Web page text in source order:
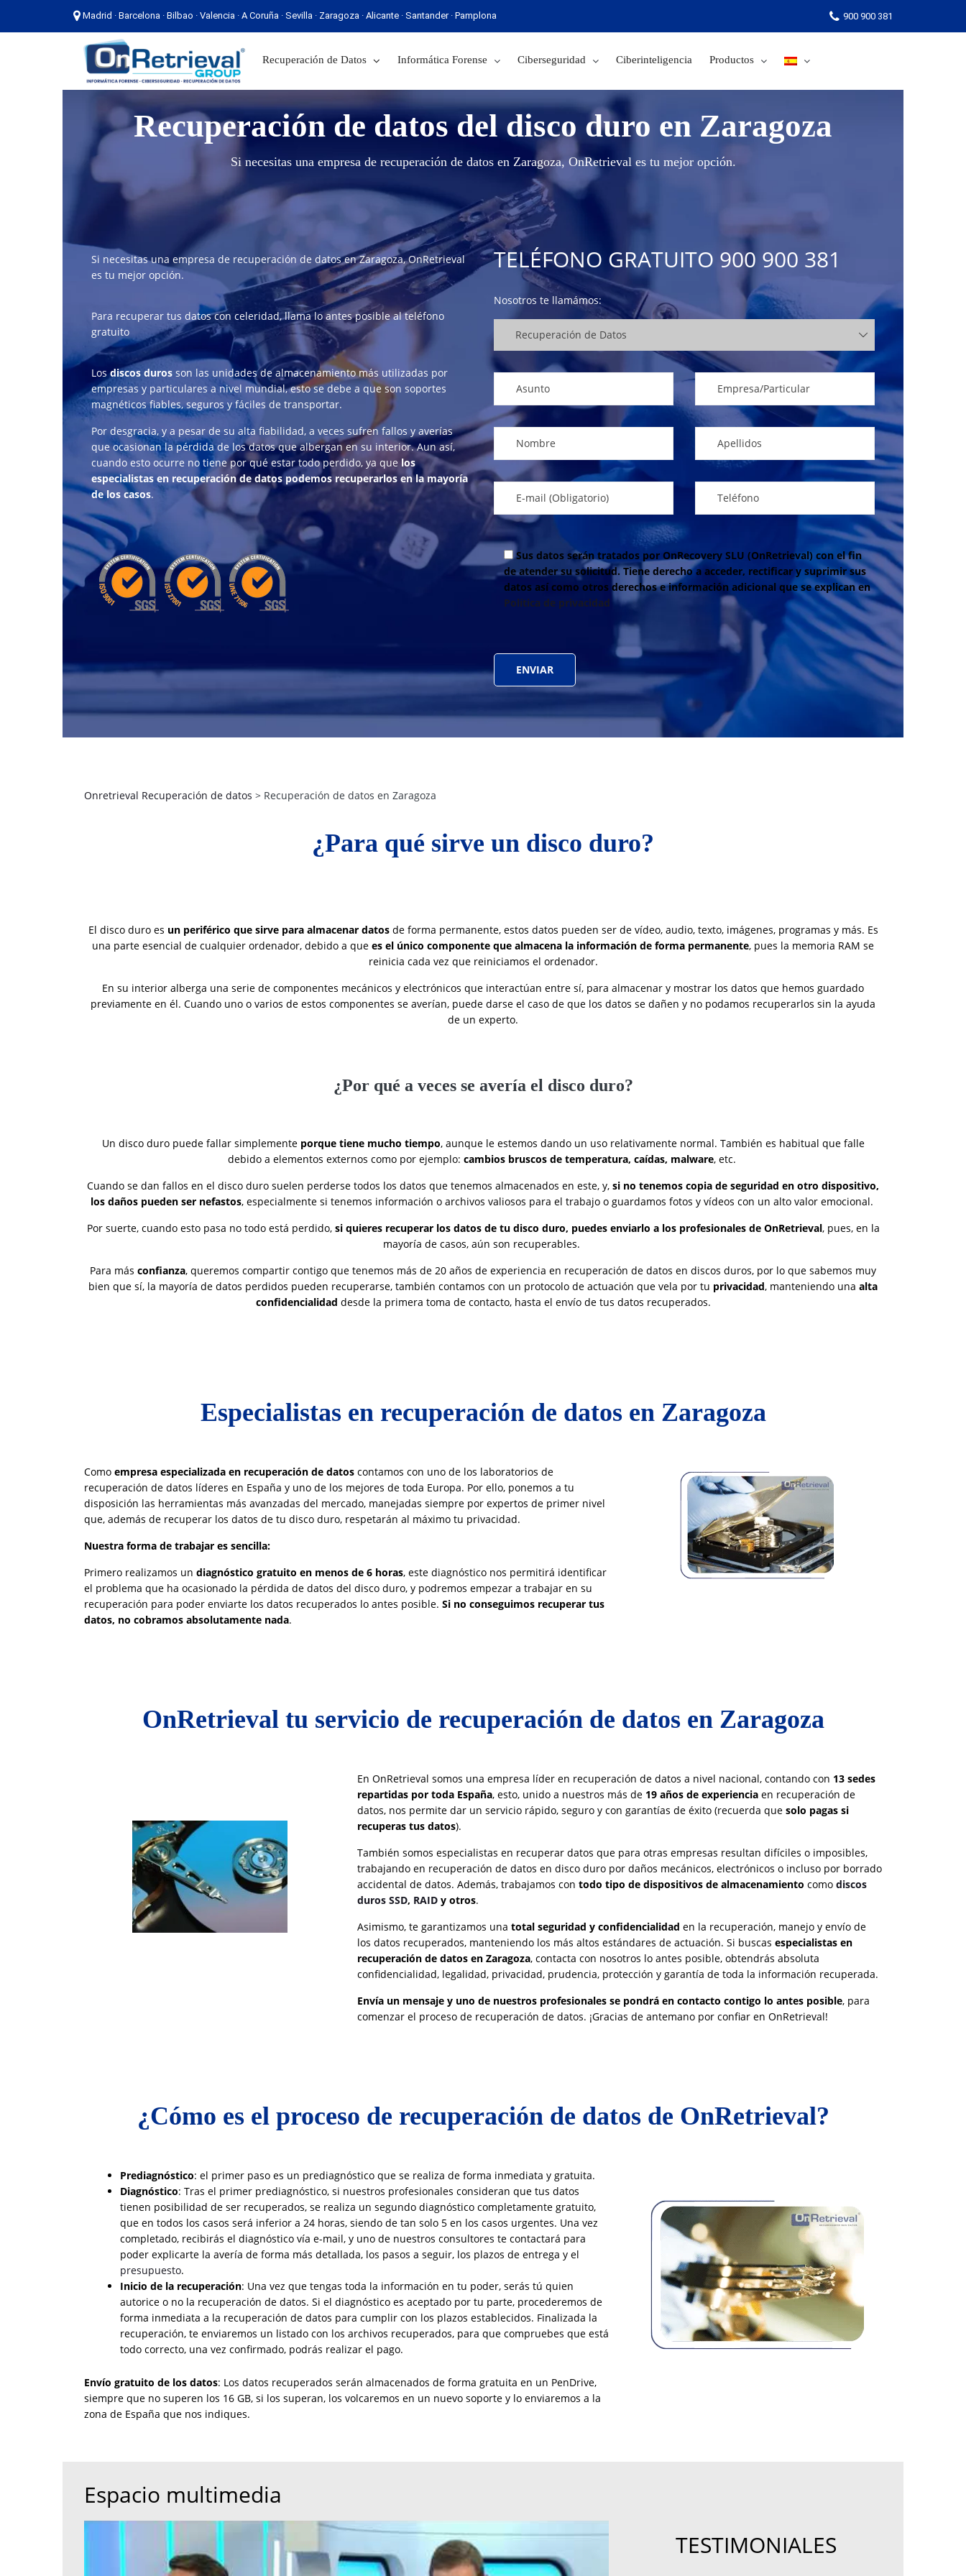
Madrid · Barcelona · Bilbao · Valencia · A Coruña · Sevilla · Zaragoza · Alicante · Santander · Pamplona 900 900 381
Recuperación de Datos Informática Forense Ciberseguridad Ciberinteligencia Productos
Madrid · Barcelona · Bilbao · Valencia · A Coruña · Sevilla · Zaragoza · Alicante · Santander · Pamplona
Recuperación de datos del disco duro en Zaragoza
Si necesitas una empresa de recuperación de datos en Zaragoza, OnRetrieval es tu mejor opción.
Si necesitas una empresa de recuperación de datos en Zaragoza, OnRetrieval
es tu mejor opción.
Para recuperar tus datos con celeridad, llama lo antes posible al teléfono
gratuito
Losdiscos duros son las unidades de almacenamiento más utilizadas por
empresas y particulares a nivel mundial, esto se debe a que son soportes
magnéticos fiables, seguros y fáciles de transportar.
Por desgracia, y a pesar de su alta fiabilidad, a veces sufren fallos y averías
que ocasionan la pérdida de los datos que albergan en su interior. Aun así,
cuando esto ocurre no tiene por qué estar todo perdido, ya que los
especialistas en recuperación de datos podemos recuperarlos en la mayoría
de los casos.
TELÉFONO GRATUITO 900 900 381
Nosotros te llamámos:
Sus datos serán tratados por OnRecovery SLU (OnRetrieval) con el fin
de atender su solicitud. Tiene derecho a acceder, rectificar y suprimir sus
datos así como otros derechos e información adicional que se explican en
Política de privacidad
Onretrieval Recuperación de datos > Recuperación de datos en Zaragoza
¿Para qué sirve un disco duro?
El disco duro es un periférico que sirve para almacenar datosde forma permanente, estos datos pueden ser de vídeo, audio, texto, imágenes, programas y más. Es
una parte esencial de cualquier ordenador, debido a que es el único componente que almacena la información de forma permanente, pues la memoria RAM se
reinicia cada vez que reiniciamos el ordenador.
En su interior alberga una serie de componentes mecánicos y electrónicos que interactúan entre sí, para almacenar y mostrar los datos que hemos guardado
previamente en él. Cuando uno o varios de estos componentes se averían, puede darse el caso de que los datos se dañen y no podamos recuperarlos sin la ayuda
de un experto.
¿Por qué a veces se avería el disco duro?
Un disco duro puede fallar simplemente porque tiene mucho tiempo, aunque le estemos dando un uso relativamente normal. También es habitual que falle
debido a elementos externos como por ejemplo: cambios bruscos de temperatura, caídas, malware, etc.
Cuando se dan fallos en el disco duro suelen perderse todos los datos que tenemos almacenados en este, y, si no tenemos copia de seguridad en otro dispositivo,
los daños pueden ser nefastos, especialmente si tenemos información o archivos valiosos para el trabajo o guardamos fotos y vídeos con un alto valor emocional.
Por suerte, cuando esto pasa no todo está perdido, si quieres recuperar los datos de tu disco duro, puedes enviarlo a los profesionales de OnRetrieval, pues, en la
mayoría de casos, aún son recuperables.
Para más confianza, queremos compartir contigo que tenemos más de 20 años de experiencia en recuperación de datos en discos duros, por lo que sabemos muy
bien que sí, la mayoría de datos perdidos pueden recuperarse, también contamos con un protocolo de actuación que vela por tu privacidad, manteniendo una alta
confidencialidad desde la primera toma de contacto, hasta el envío de tus datos recuperados.
Especialistas en recuperación de datos en Zaragoza
Como empresa especializada en recuperación de datos contamos con uno de los laboratorios de
recuperación de datos líderes en España y uno de los mejores de toda Europa. Por ello, ponemos a tu
disposición las herramientas más avanzadas del mercado, manejadas siempre por expertos de primer nivel
que, además de recuperar los datos de tu disco duro, respetarán al máximo tu privacidad.
Nuestra forma de trabajar es sencilla:
Primero realizamos un diagnóstico gratuito en menos de 6 horas, este diagnóstico nos permitirá identificar
el problema que ha ocasionado la pérdida de datos del disco duro, y podremos empezar a trabajar en su
recuperación para poder enviarte los datos recuperados lo antes posible. Si no conseguimos recuperar tus
datos, no cobramos absolutamente nada.
OnRetrieval tu servicio de recuperación de datos en Zaragoza
En OnRetrieval somos una empresa líder en recuperación de datos a nivel nacional, contando con 13 sedes
repartidas por toda España, esto, unido a nuestros más de 19 años de experiencia en recuperación de
datos, nos permite dar un servicio rápido, seguro y con garantías de éxito (recuerda que solo pagas si
recuperas tus datos).
También somos especialistas en recuperar datos que para otras empresas resultan difíciles o imposibles,
trabajando en recuperación de datos en disco duro por daños mecánicos, electrónicos o incluso por borrado
accidental de datos. Además, trabajamos con todo tipo de dispositivos de almacenamiento como discos
duros SSD, RAID y otros.
Asimismo, te garantizamos una total seguridad y confidencialidad en la recuperación, manejo y envío de
los datos recuperados, manteniendo los más altos estándares de actuación. Si buscas especialistas en
recuperación de datos en Zaragoza, contacta con nosotros lo antes posible, obtendrás absoluta
confidencialidad, legalidad, privacidad, prudencia, protección y garantía de toda la información recuperada.
Envía un mensaje y uno de nuestros profesionales se pondrá en contacto contigo lo antes posible, para
comenzar el proceso de recuperación de datos. ¡Gracias de antemano por confiar en OnRetrieval!
¿Cómo es el proceso de recuperación de datos de OnRetrieval?
Prediagnóstico: el primer paso es un prediagnóstico que se realiza de forma inmediata y gratuita.
Diagnóstico: Tras el primer prediagnóstico, si nuestros profesionales consideran que tus datos
tienen posibilidad de ser recuperados, se realiza un segundo diagnóstico completamente gratuito,
que en todos los casos será inferior a 24 horas, siendo de tan solo 5 en los casos urgentes. Una vez
completado, recibirás el diagnóstico vía e-mail, y uno de nuestros consultores te contactará para
poder explicarte la avería de forma más detallada, los pasos a seguir, los plazos de entrega y el
presupuesto.
Inicio de la recuperación: Una vez que tengas toda la información en tu poder, serás tú quien
autorice o no la recuperación de datos. Si el diagnóstico es aceptado por tu parte, procederemos de
forma inmediata a la recuperación de datos para cumplir con los plazos establecidos. Finalizada la
recuperación, te enviaremos un listado con los archivos recuperados, para que compruebes que está
todo correcto, una vez confirmado, podrás realizar el pago.
Envío gratuito de los datos: Los datos recuperados serán almacenados de forma gratuita en un PenDrive,
siempre que no superen los 16 GB, si los superan, los volcaremos en un nuevo soporte y lo enviaremos a la
zona de España que nos indiques.
Espacio multimedia
TESTIMONIALES